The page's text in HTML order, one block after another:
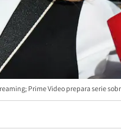
Prime Video prepara serie